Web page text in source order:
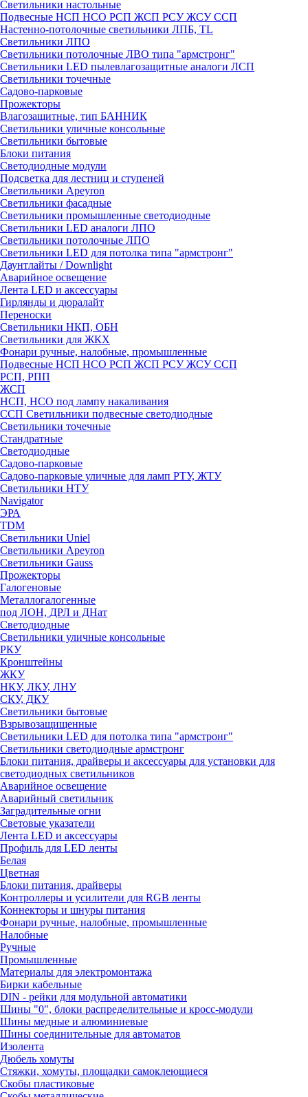
Светильники настольные
Подвесные НСП НСО РСП ЖСП РСУ ЖСУ ССП
Настенно-потолочные светильники ЛПБ, TL
Светильники ЛПО
Светильники потолочные ЛВО типа "армстронг"
Светильники LED пылевлагозащитные аналоги ЛСП
Светильники точечные
Садово-парковые
Прожекторы
Влагозащитные, тип БАННИК
Светильники уличные консольные
Светильники бытовые
Блоки питания
Светодиодные модули
Подсветка для лестниц и ступеней
Светильники Apeyron
Светильники фасадные
Светильники промышленные светодиодные
Светильники LED аналоги ЛПО
Светильники потолочные ЛПО
Светильники LED для потолка типа "армстронг"
Даунтлайты / Downlight
Аварийное освещение
Лента LED и аксессуары
Гирлянды и дюралайт
Переноски
Светильники НКП, ОБН
Светильники для ЖКХ
Фонари ручные, налобные, промышленные
Подвесные НСП НСО РСП ЖСП РСУ ЖСУ ССП
РСП, РПП
ЖСП
НСП, НСО под лампу накаливания
ССП Светильники подвесные светодиодные
Светильники точечные
Стандратные
Светодиодные
Садово-парковые
Садово-парковые уличные для ламп РТУ, ЖТУ
Светильники НТУ
Navigator
ЭРА
TDM
Светильники Uniel
Светильники Apeyron
Светильники Gauss
Прожекторы
Галогеновые
Металлогалогенные
под ЛОН, ДРЛ и ДНат
Светодиодные
Светильники уличные консольные
РКУ
Кронштейны
ЖКУ
НКУ, ЛКУ, ЛНУ
СКУ, ДКУ
Светильники бытовые
Взрывозащищенные
Светильники LED для потолка типа "армстронг"
Светильники светодиодные армстронг
Блоки питания, драйверы и аксессуары для установки для
светодиодных светильников
Аварийное освещение
Аварийный светильник
Заградительные огни
Световые указатели
Лента LED и аксессуары
Профиль для LED ленты
Белая
Цветная
Блоки питания, драйверы
Контроллеры и усилители для RGB ленты
Коннекторы и шнуры питания
Фонари ручные, налобные, промышленные
Налобные
Ручные
Промышленные
Материалы для электромонтажа
Бирки кабельные
DIN - рейки для модульной автоматики
Шины "0", блоки распределительные и кросс-модули
Шины медные и алюминиевые
Шины соединительные для автоматов
Изолента
Дюбель хомуты
Стяжки, хомуты, площадки самоклеющиеся
Скобы пластиковые